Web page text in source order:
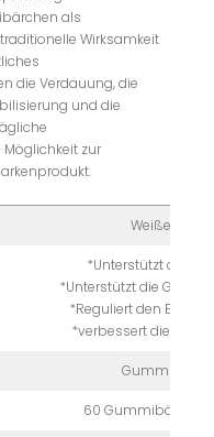
als
Wirksamkeit
die Verdauung, die
und die
zur
Weißes
*Unterstützt die
*Unterstützt die
*Reguliert den
*verbessert die
60